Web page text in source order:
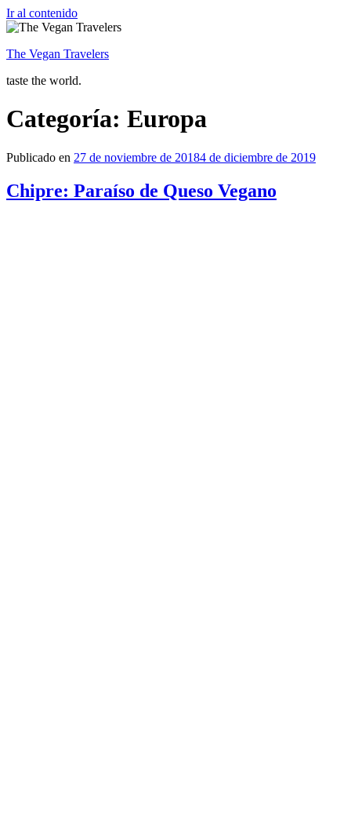
Ir al contenido
The Vegan Travelers
taste the world.
Categoría: Europa
Publicado en 27 de noviembre de 20184 de diciembre de 2019
Chipre: Paraíso de Queso Vegano